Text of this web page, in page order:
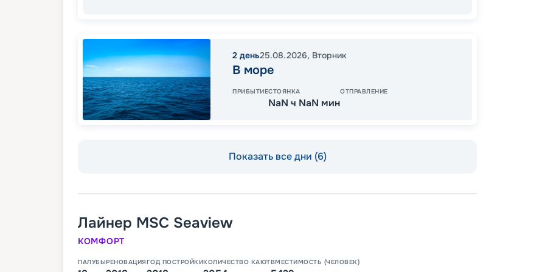
2 день25.08.2026, Вторник
В море
ПРИБЫТИЕСТОЯНКА
NaN ч NaN мин
ОТПРАВЛЕНИЕ
Показать все дни (6)
Лайнер MSC Seaview
КОМФОРТ
ПАЛУБЫРЕНОВАЦИЯГОД ПОСТРОЙКИКОЛИЧЕСТВО КАЮТВМЕСТИМОСТЬ (ЧЕЛОВЕК)